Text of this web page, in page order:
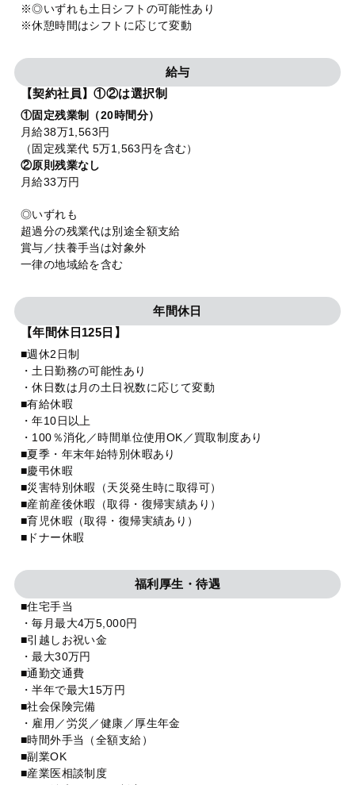
※◎いずれも土日シフトの可能性あり
※休憩時間はシフトに応じて変動
給与
【契約社員】①②は選択制
①固定残業制（20時間分）
月給38万1,563円
（固定残業代 5万1,563円を含む）
②原則残業なし
月給33万円
◎いずれも
超過分の残業代は別途全額支給
賞与／扶養手当は対象外
一律の地域給を含む
年間休日
【年間休日125日】
■週休2日制
・土日勤務の可能性あり
・休日数は月の土日祝数に応じて変動
■有給休暇
・年10日以上
・100％消化／時間単位使用OK／買取制度あり
■夏季・年末年始特別休暇あり
■慶弔休暇
■災害特別休暇（天災発生時に取得可）
■産前産後休暇（取得・復帰実績あり）
■育児休暇（取得・復帰実績あり）
■ドナー休暇
福利厚生・待遇
■住宅手当
・毎月最大4万5,000円
■引越しお祝い金
・最大30万円
■通勤交通費
・半年で最大15万円
■社会保険完備
・雇用／労災／健康／厚生年金
■時間外手当（全額支給）
■副業OK
■産業医相談制度